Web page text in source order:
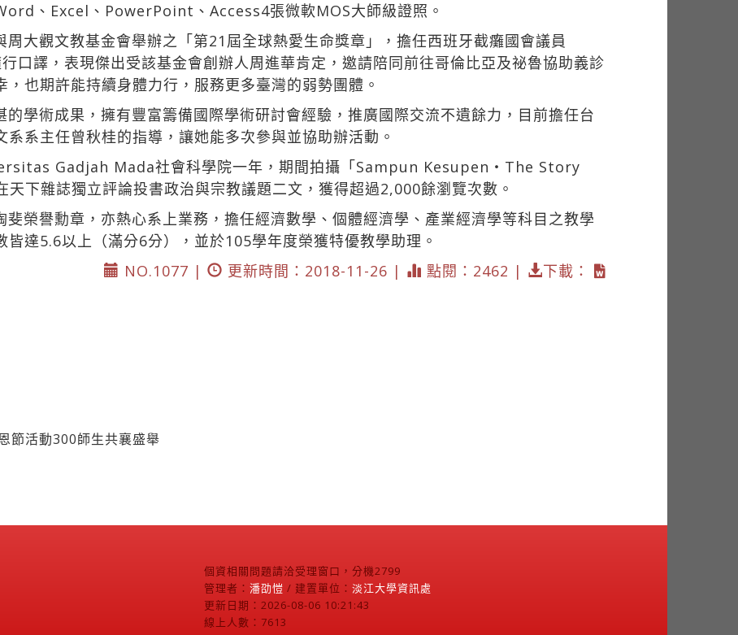
、Excel、PowerPoint、Access4張微軟MOS大師級證照。
大觀文教基金會舉辦之「第21屆全球熱愛生命獎章」，擔任西班牙截癱國會議員
譯，表現傑出受該基金會創辦人周進華肯定，邀請陪同前往哥倫比亞及祕魯協助義診
也期許能持續身體力行，服務更多臺灣的弱勢團體。
學術成果，擁有豐富籌備國際學術研討會經驗，推廣國際交流不遺餘力，目前擔任台
系主任曾秋桂的指導，讓她能多次參與並協助辦活動。
Gadjah Mada社會科學院一年，期間拍攝「Sampun Kesupen‧The Story
下雜誌獨立評論投書政治與宗教議題二文，獲得超過2,000餘瀏覽次數。
榮譽勳章，亦熱心系上業務，擔任經濟數學、個體經濟學、產業經濟學等科目之教學
達5.6以上（滿分6分），並於105學年度榮獲特優教學助理。
NO.1077 |
更新時間：2018-11-26 | 點閱：2462 | 下載：
節活動300師生共襄盛舉
個資相關問題請洽受理窗口，分機2799
管理者： 潘劭愷 / 建置單位： 淡江大學資訊處
更新日期：2026-08-06 10:21:43
線上人數：7613